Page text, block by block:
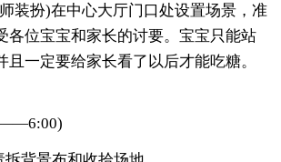
扮)在中心大厅门口处设置场景，准
各位宝宝和家长的讨要。宝宝只能站
且一定要给家长看了以后才能吃糖。